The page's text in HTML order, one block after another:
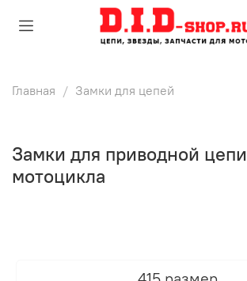
Главная Замки для цепей
Замки для приводной цепи
мотоцикла